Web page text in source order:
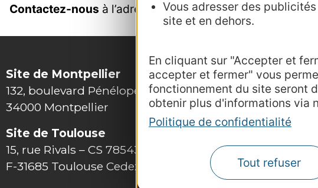
Vous adresser des
site et en dehors.
En cliquant sur "Accepter et
accepter et fermer" vous
fonctionnement du site seront
obtenir plus d'informations via
Politique de confidentialité
Tout refuser
Contactez-nous à l’adresse labelvf@crt-occitanie.fr
Site de Montpellier
132, boulevard Pénélope
34000 Montpellier
Site de Toulouse
15, rue Rivals – CS 78543
F-31685 Toulouse Cedex 6
Outils de